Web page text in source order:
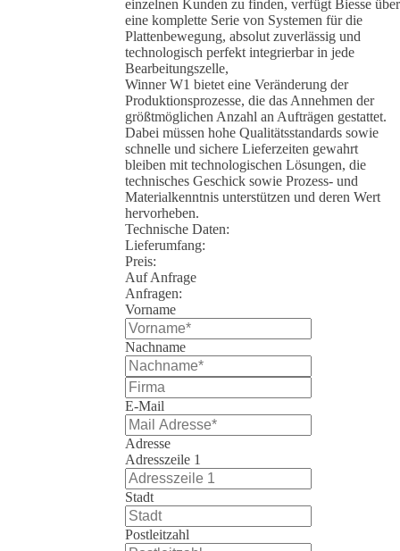
einzelnen Kunden zu finden, verfügt Biesse über
eine komplette Serie von Systemen für die
Plattenbewegung, absolut zuverlässig und
technologisch perfekt integrierbar in jede
Bearbeitungszelle,
Winner W1 bietet eine Veränderung der
Produktionsprozesse, die das Annehmen der
größtmöglichen Anzahl an Aufträgen gestattet.
Dabei müssen hohe Qualitätsstandards sowie
schnelle und sichere Lieferzeiten gewahrt
bleiben mit technologischen Lösungen, die
technisches Geschick sowie Prozess- und
Materialkenntnis unterstützen und deren Wert
hervorheben.
Technische Daten:
Lieferumfang:
Preis:
Auf Anfrage
Anfragen:
Vorname
Nachname
E-Mail
Adresse
Adresszeile 1
Stadt
Postleitzahl